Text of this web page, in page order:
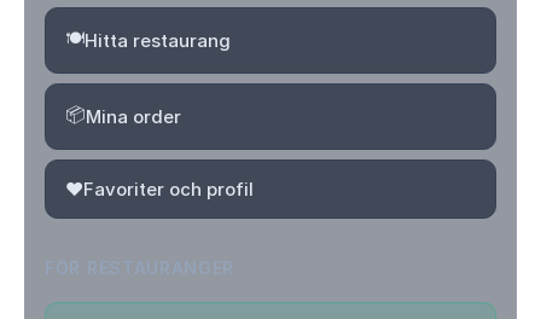
🍽️Hitta restaurang
📦Mina order
❤️Favoriter och profil